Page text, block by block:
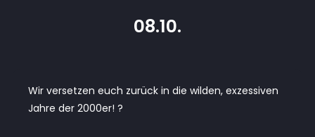
08.10.
Wir versetzen euch zurück in die wilden, exzessiven
Jahre der 2000er! ?